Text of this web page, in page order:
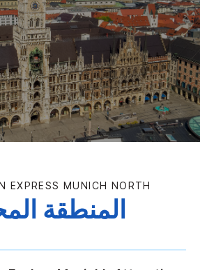
EXPRESS MUNICH NORTH
المنطقة